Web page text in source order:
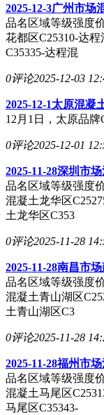
2025-12-3广州市场
品名区域等级强度
花都区C25310-达
C35335-达程混
0评论2025-12-03
2025-12-1太原混凝
12月1日，太原品牌
0评论2025-12-01
2025-11-28深圳市
品名区域等级强度
混凝土龙华区
土龙华区C353
0评论2025-11-28
2025-11-28南昌市
品名区域等级强度
混凝土青山湖区
土青山湖区C3
0评论2025-11-28
2025-11-28福州市
品名区域等级强度
混凝土马尾区
马尾区C35343-